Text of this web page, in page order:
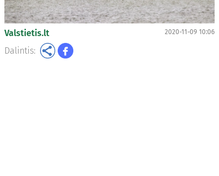
Valstietis.lt 2020-11-09 10:06
Dalintis: